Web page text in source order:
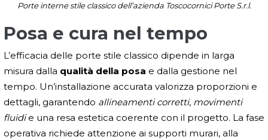
Porte interne stile classico dell’azienda Toscocornici Porte S.r.l.
Posa e cura nel tempo
L’efficacia delle porte stile classico dipende in larga
misura dalla qualità della posa e dalla gestione nel
tempo. Un’installazione accurata valorizza proporzioni e
dettagli, garantendo allineamenti corretti, movimenti
fluidie una resa estetica coerente con il progetto. La fase
operativa richiede attenzione ai supporti murari, alla